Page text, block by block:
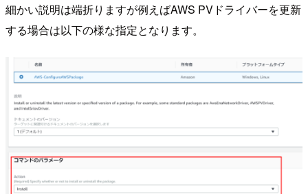
細かい説明は端折りますが例えばAWS PVドライバーを更新
する場合は以下の様な指定となります。